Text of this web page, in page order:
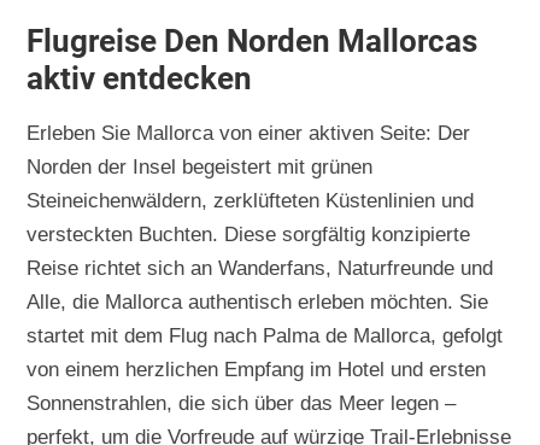
Flugreise Den Norden Mallorcas
aktiv entdecken
Erleben Sie Mallorca von einer aktiven Seite: Der
Norden der Insel begeistert mit grünen
Steineichenwäldern, zerklüfteten Küstenlinien und
versteckten Buchten. Diese sorgfältig konzipierte
Reise richtet sich an Wanderfans, Naturfreunde und
Alle, die Mallorca authentisch erleben möchten. Sie
startet mit dem Flug nach Palma de Mallorca, gefolgt
von einem herzlichen Empfang im Hotel und ersten
Sonnenstrahlen, die sich über das Meer legen –
perfekt, um die Vorfreude auf würzige Trail-Erlebnisse